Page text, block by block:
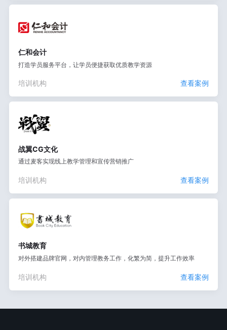
仁和会计
打造学员服务平台，让学员便捷获取优质教学资源
培训机构 查看案例
战翼CG文化
通过麦客实现线上教学管理和宣传营销推广
培训机构 查看案例
书城教育
对外搭建品牌官网，对内管理教务工作，化繁为简，提升工作效率
培训机构 查看案例